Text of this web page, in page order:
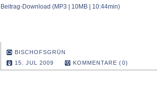
Beitrag-Download (MP3 | 10MB | 10:44min)
BISCHOFSGRÜN
15. JUL 2009
KOMMENTARE (0)